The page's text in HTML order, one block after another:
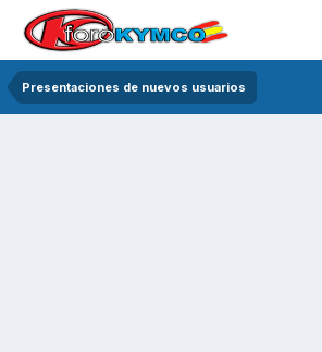
Presentaciones de nuevos usuarios